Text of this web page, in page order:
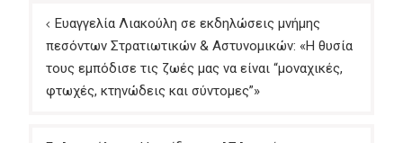
Πλοήγηση
άρθρων
Ευαγγελία Λιακούλη σε εκδηλώσεις μνήμης
πεσόντων Στρατιωτικών & Αστυνομικών: «Η θυσία
τους εμπόδισε τις ζωές μας να είναι “μοναχικές,
φτωχές, κτηνώδεις και σύντομες”»